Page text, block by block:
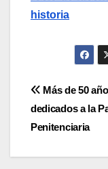
historia
de
Más de 50
dedicados a la
Penitenciaria